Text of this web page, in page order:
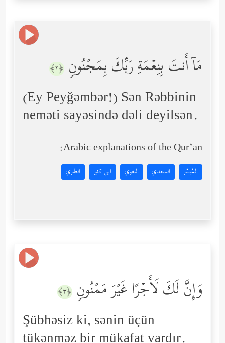
مَاۤ أَنتَ بِنِعۡمَةِ رَبِّكَ بِمَجۡنُونࣲ ﴿٢﴾
(Ey Peyğəmbər!) Sən Rəbbinin
neməti sayəsində dəli deyilsən.
Arabic explanations of the Qur’an:
المُيسَّر السعدي البغوي ابن كثير الطبري
وَإِنَّ لَكَ لَأَجۡرًا غَیۡرَ مَمۡنُونࣲ ﴿٣﴾
Şübhəsiz ki, sənin üçün